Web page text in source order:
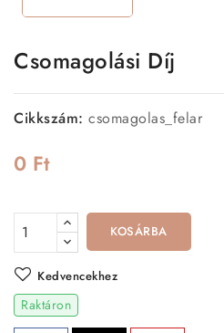
Csomagolási Díj
Cikkszám: csomagolas_felar
0 Ft
KOSÁRBA
Kedvencekhez
Raktáron